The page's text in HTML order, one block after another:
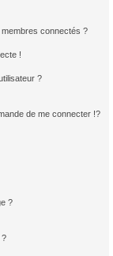
membres connectés ?
!
?
de me connecter !?
?
?